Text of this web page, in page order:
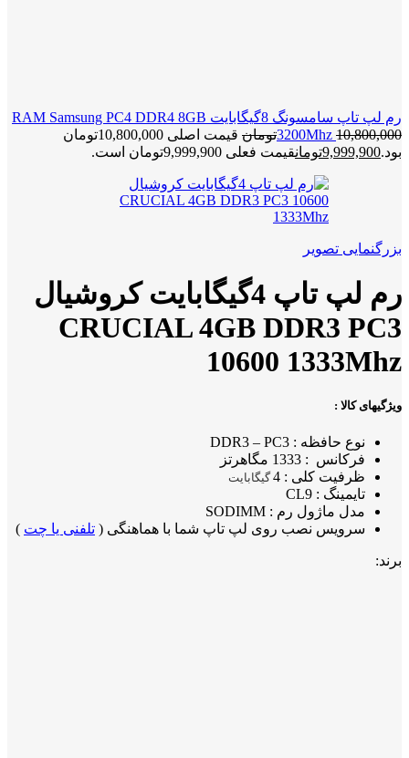
رم لپ تاپ سامسونگ 8گیگابایت RAM Samsung PC4 DDR4 8GB
3200Mhz 10,800,000 تومان
قیمت اصلی 10,800,000تومان
بود.9,999,900تومانقیمت فعلی 9,999,900تومان است.
بزرگنمایی تصویر
رم لپ تاپ 4گیگابایت کروشیال
CRUCIAL 4GB DDR3 PC3
10600 1333Mhz
ویژگیهای کالا :
نوع حافظه : DDR3 – PC3
فرکانس : 1333 مگاهرتز
ظرفیت کلی : 4
گیگابایت
تایمینگ : CL9
مدل ماژول رم : SODIMM
سرویس نصب روی لپ تاپ شما با هماهنگی ( تلفنی یا چت )
برند: